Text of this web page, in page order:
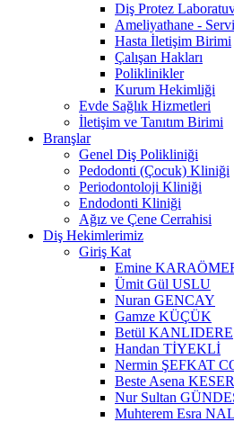
Diş Protez
Ameliyathane -
Hasta İletişim Birimi
Çalışan Hakları
Poliklinikler
Kurum Hekimliği
Evde Sağlık Hizmetleri
İletişim ve Tanıtım Birimi
Branşlar
Genel Diş Polikliniği
Pedodonti (Çocuk) Kliniği
Periodontoloji Kliniği
Endodonti Kliniği
Ağız ve Çene Cerrahisi
Diş Hekimlerimiz
Giriş Kat
Emine
Ümit Gül USLU
Nuran GENCAY
Gamze KÜÇÜK
Betül KANLIDERE
Handan TİYEKLİ
Nermin ŞEFKAT
Beste Asena KESER
Nur Sultan
Muhterem Esra